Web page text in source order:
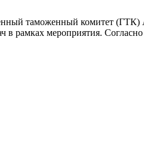
таможенный комитет (ГТК)
рамках мероприятия.